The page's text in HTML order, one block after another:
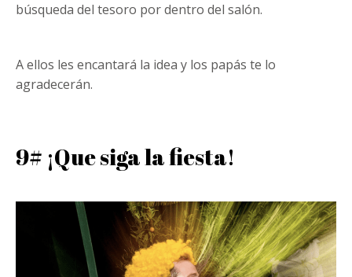
búsqueda del tesoro por dentro del salón.
A ellos les encantará la idea y los papás te lo
agradecerán.
9# ¡Que siga la fiesta!